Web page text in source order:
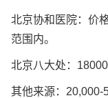
北京协和医院：价
范围内。
北京八大处：18000
其他来源：20,000-